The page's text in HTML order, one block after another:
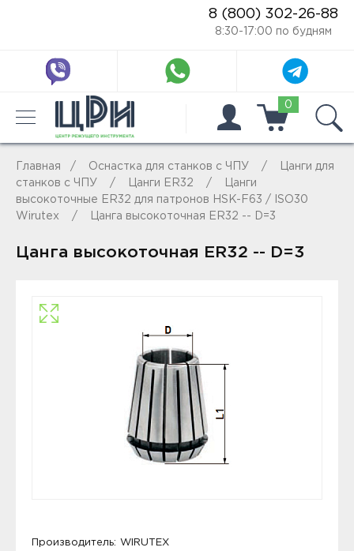
8 (800) 302-26-88
8:30-17:00 по будням
0
Главная Оснастка для станков с ЧПУ
Цанги для
станков с ЧПУ
Цанги ER32
Цанги
высокоточные ER32 для патронов HSK-F63 / ISO30
Wirutex
Цанга высокоточная ER32 -- D=3
Цанга высокоточная ER32 -- D=3
Производитель: WIRUTEX